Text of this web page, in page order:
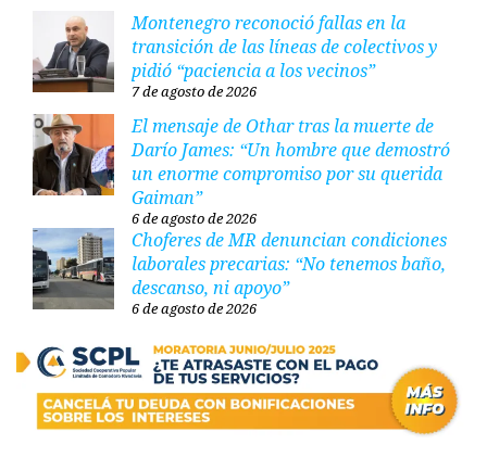
Montenegro reconoció fallas en la
transición de las líneas de colectivos y
pidió “paciencia a los vecinos”
7 de agosto de 2026
El mensaje de Othar tras la muerte de
Darío James: “Un hombre que demostró
un enorme compromiso por su querida
Gaiman”
6 de agosto de 2026
Choferes de MR denuncian condiciones
laborales precarias: “No tenemos baño,
descanso, ni apoyo”
6 de agosto de 2026